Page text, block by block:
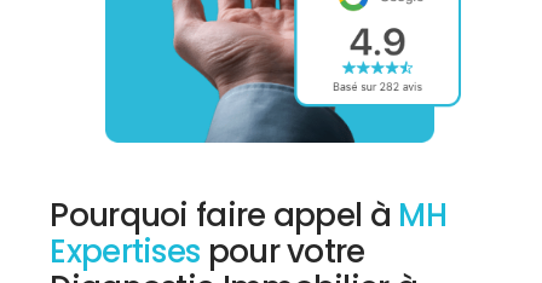
Pourquoi faire appel à MH
Expertises pour votre